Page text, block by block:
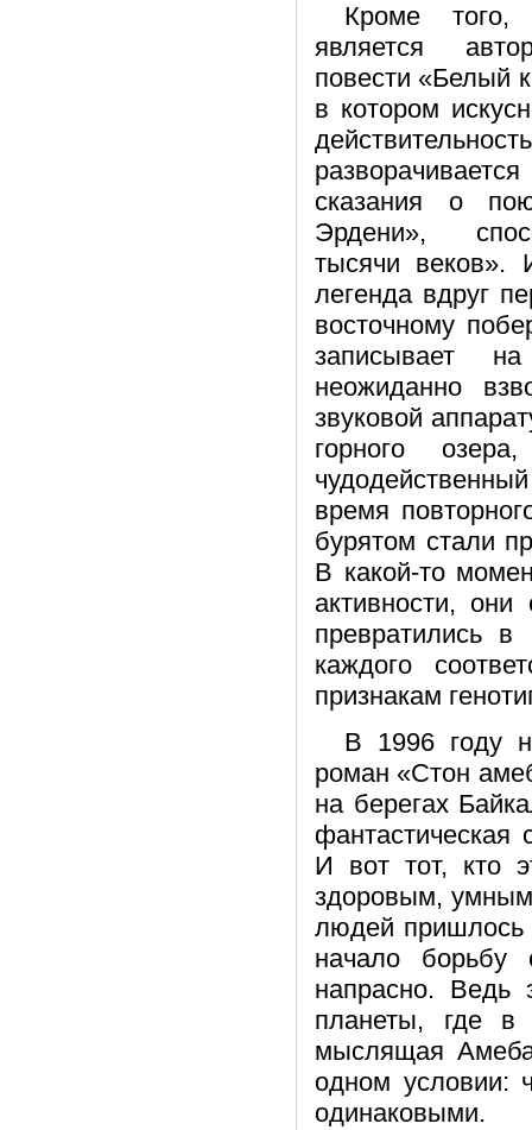
Кроме того,
является
повести «Белый
в котором
сказания о
Эрдени»,
тысячи
легенда вдруг
восточному
записывает
неожиданно
звуковой
горного
время
бурятом стали
В какой-то
активности,
превратились
каждого
признакам
В 1996 году
роман «Стон
на берегах
фантастическая
И вот тот, кто
здоровым, умным
людей пришлось
начало
напрасно. Ведь
планеты, где в
мыслящая
одном условии:
одинаковыми.